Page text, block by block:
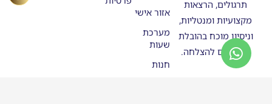
תרגולים, הרצאות
מקצועיות ומנטליות,
וניסיון מוכח בהובלת
מתמחים להצלחה.
אזור אישי
מערכת
שעות
חנות